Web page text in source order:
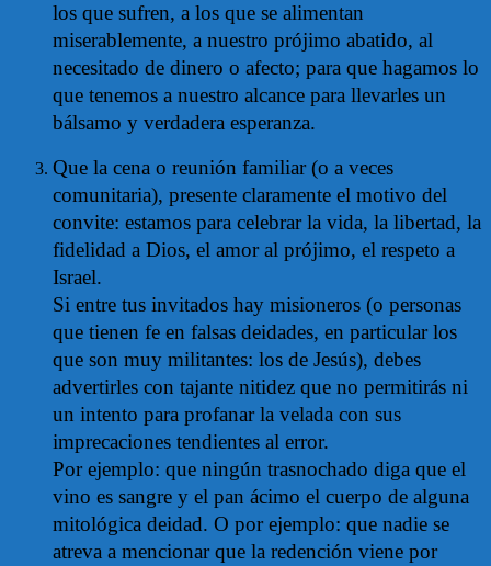
los que sufren, a los que se alimentan
miserablemente, a nuestro prójimo abatido, al
necesitado de dinero o afecto; para que hagamos lo
que tenemos a nuestro alcance para llevarles un
bálsamo y verdadera esperanza.
Que la cena o reunión familiar (o a veces
comunitaria), presente claramente el motivo del
convite: estamos para celebrar la vida, la libertad, la
fidelidad a Dios, el amor al prójimo, el respeto a
Israel.
Si entre tus invitados hay misioneros (o personas
que tienen fe en falsas deidades, en particular los
que son muy militantes: los de Jesús), debes
advertirles con tajante nitidez que no permitirás ni
un intento para profanar la velada con sus
imprecaciones tendientes al error.
Por ejemplo: que ningún trasnochado diga que el
vino es sangre y el pan ácimo el cuerpo de alguna
mitológica deidad. O por ejemplo: que nadie se
atreva a mencionar que la redención viene por